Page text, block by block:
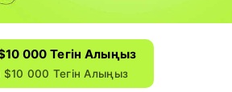
000 Тегін Алыңыз
000 Тегін Алыңыз